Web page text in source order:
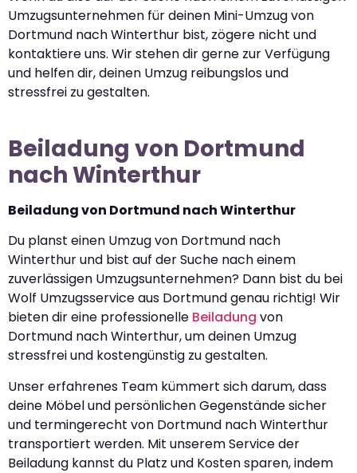
Umzugsunternehmen für deinen Mini-Umzug von
Dortmund nach Winterthur bist, zögere nicht und
kontaktiere uns. Wir stehen dir gerne zur Verfügung
und helfen dir, deinen Umzug reibungslos und
stressfrei zu gestalten.
Beiladung von Dortmund
nach Winterthur
Beiladung von Dortmund nach Winterthur
Du planst einen Umzug von Dortmund nach
Winterthur und bist auf der Suche nach einem
zuverlässigen Umzugsunternehmen? Dann bist du bei
Wolf Umzugsservice aus Dortmund genau richtig! Wir
bieten dir eine professionelle Beiladung von
Dortmund nach Winterthur, um deinen Umzug
stressfrei und kostengünstig zu gestalten.
Unser erfahrenes Team kümmert sich darum, dass
deine Möbel und persönlichen Gegenstände sicher
und termingerecht von Dortmund nach Winterthur
transportiert werden. Mit unserem Service der
Beiladung kannst du Platz und Kosten sparen, indem